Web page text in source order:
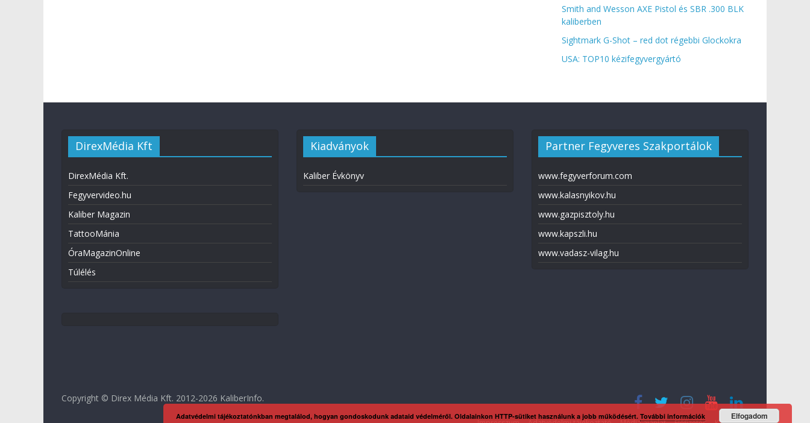
Smith and Wesson AXE Pistol és SBR .300 BLK
kaliberben
Sightmark G-Shot – red dot régebbi Glockokra
USA: TOP10 kézifegyvergyártó
DirexMédia Kft
DirexMédia Kft.
Fegyvervideo.hu
Kaliber Magazin
TattooMánia
ÓraMagazinOnline
Túlélés
Kiadványok
Kaliber Évkönyv
Partner Fegyveres Szakportálok
www.fegyverforum.com
www.kalasnyikov.hu
www.gazpisztoly.hu
www.kapszli.hu
www.vadasz-vilag.hu
Copyright © Direx Média Kft. 2012-2026 KaliberInfo.
Adatvédelmi tájékoztatónkban megtalálod, hogyan gondoskodunk adataid védelméről. Oldalainkon HTTP-sütiket használunk a jobb működésért. További információk Elfogadom